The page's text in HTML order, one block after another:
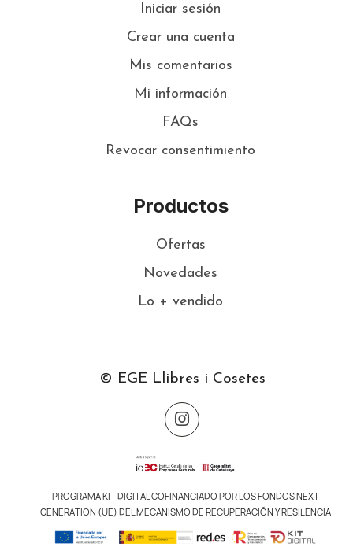
Iniciar sesión
Crear una cuenta
Mis comentarios
Mi información
FAQs
Revocar consentimiento
Productos
Ofertas
Novedades
Lo + vendido
© EGE Llibres i Cosetes
PROGRAMA KIT DIGITAL COFINANCIADO POR LOS FONDOS NEXT
GENERATION (UE) DEL MECANISMO DE RECUPERACIÓN Y RESILENCIA